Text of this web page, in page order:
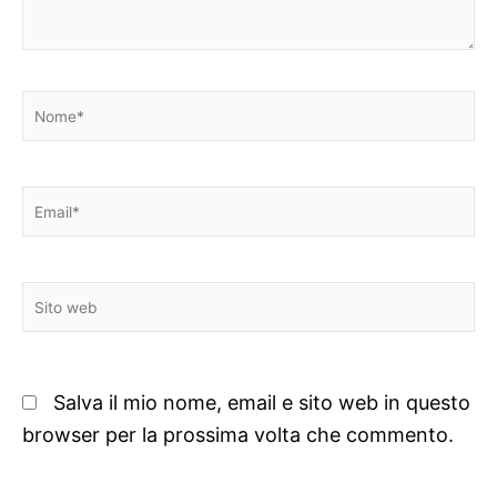
Nome*
Email*
Sito
web
Salva il mio nome, email e sito web in questo
browser per la prossima volta che commento.